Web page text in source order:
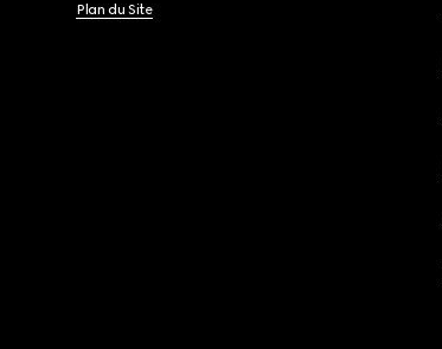
Plan du Site